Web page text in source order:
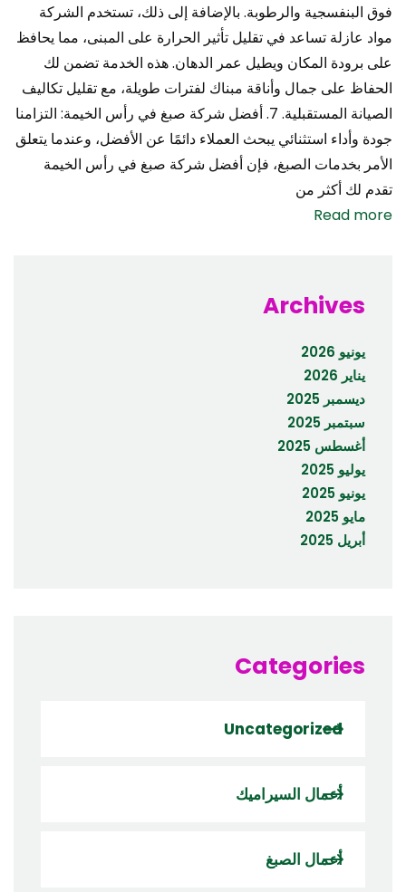
فوق البنفسجية والرطوبة. بالإضافة إلى ذلك، تستخدم الشركة
مواد عازلة تساعد في تقليل تأثير الحرارة على المبنى، مما يحافظ
على برودة المكان ويطيل عمر الدهان. هذه الخدمة تضمن لك
الحفاظ على جمال وأناقة مبناك لفترات طويلة، مع تقليل تكاليف
الصيانة المستقبلية. 7. أفضل شركة صبغ في رأس الخيمة: التزامنا
جودة وأداء استثنائي يبحث العملاء دائمًا عن الأفضل، وعندما يتعلق
الأمر بخدمات الصبغ، فإن أفضل شركة صبغ في رأس الخيمة
تقدم لك أكثر من
Read more
Archives
يونيو 2026
يناير 2026
ديسمبر 2025
سبتمبر 2025
أغسطس 2025
يوليو 2025
يونيو 2025
مايو 2025
أبريل 2025
Categories
Uncategorized
أعمال السيراميك
أعمال الصبغ